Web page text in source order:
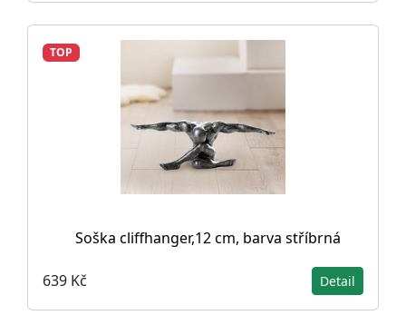
TOP
Soška cliffhanger,12 cm, barva stříbrná
639 Kč Detail